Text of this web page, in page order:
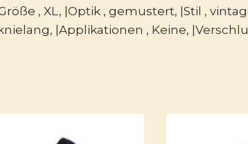
, XL, |Optik , gemustert, |Stil ,
|Applikationen , Keine,